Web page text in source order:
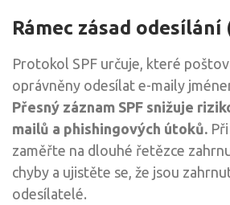
Rámec zásad odesílání
Protokol SPF určuje, které
oprávněny odesílat e-maily
Přesný záznam SPF snižuje
mailů a phishingových útoků.
zaměřte na dlouhé řetězce
chyby a ujistěte se, že jsou
odesílatelé.